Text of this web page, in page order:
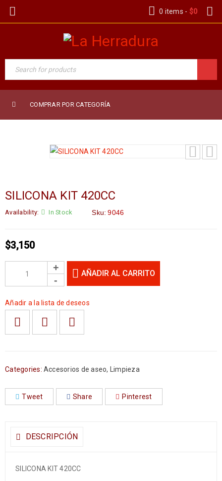
0 items - $0
COMPRAR POR CATEGORÍA
SILICONA KIT 420CC
Availability: In Stock Sku: 9046
$3,150
AÑADIR AL CARRITO
Añadir a la lista de deseos
Categories: Accesorios de aseo, Limpieza
Tweet Share Pinterest
DESCRIPCIÓN
SILICONA KIT 420CC